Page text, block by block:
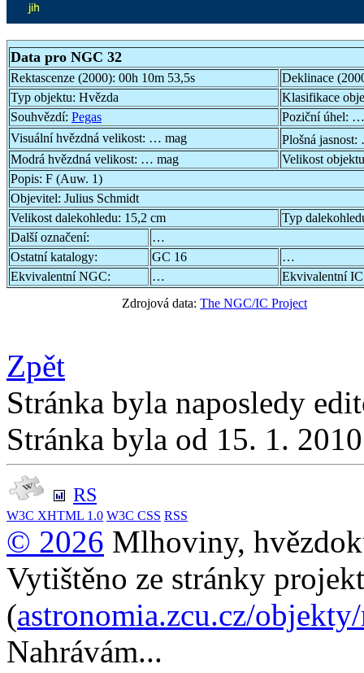
Data pro NGC 32
Rektascenze (2000): 00h 10m 53,5s
Deklinace
Typ objektu: Hvězda
Klasifikace
Souhvězdí: Pegas Poziční úhel: …
Visuální hvězdná velikost: … mag Plošná jasnost:
Modrá hvězdná velikost: … mag
Velikost
Popis: F (Auw. 1)
Objevitel: Julius Schmidt
Velikost dalekohledu: 15,2 cm
Typ
Další označení:
…
Ostatní katalogy:
GC 16
…
Ekvivalentní NGC:
…
Ekvivalentní
Zdrojová data: The NGC/IC Project
Zpět
Stránka byla naposledy
Stránka byla od 15. 1.
RS
W3C XHTML 1.0 W3C CSS RSS
© 2026 Mlhoviny,
Vytištěno ze stránky
(astronomia.zcu.cz/
Nahrávám...